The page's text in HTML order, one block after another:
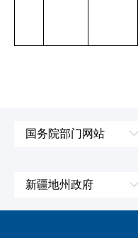
国务院部门网站
国防部
新疆地州政府
伊犁哈萨克自治州